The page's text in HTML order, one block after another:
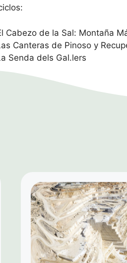
Cabezo de la Sal: Montaña
Canteras de Pinoso y
Senda dels Gal.lers